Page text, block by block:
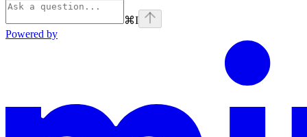
⌘I
Powered by